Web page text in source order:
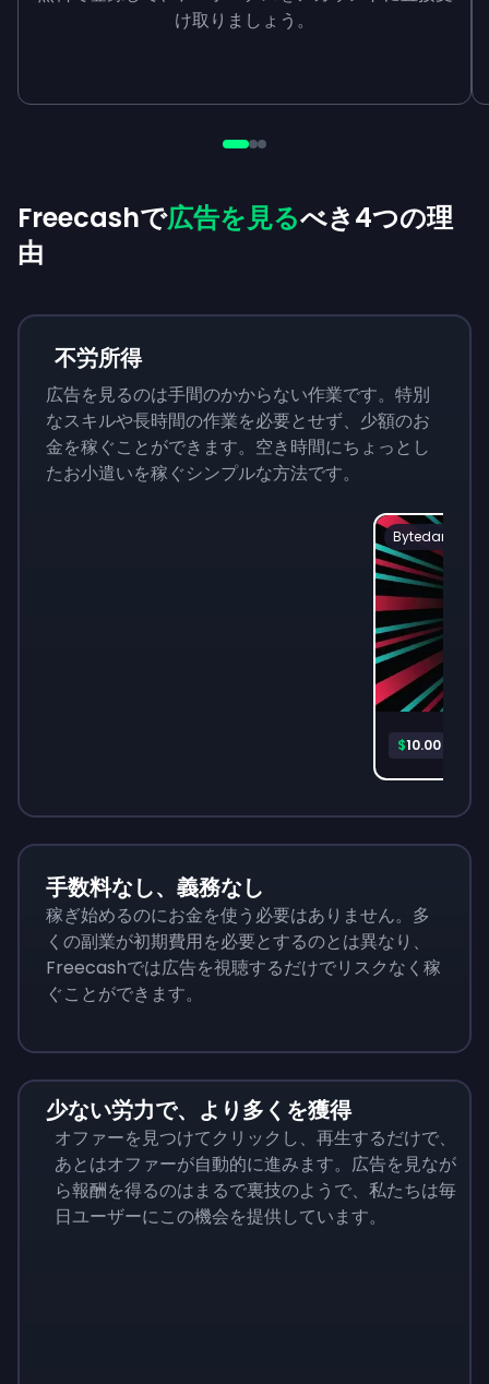
け取りましょう。
Freecashで広告を見るべき4つの理
由
不労所得
広告を見るのは手間のかからない作業です。特別
なスキルや長時間の作業を必要とせず、少額のお
金を稼ぐことができます。空き時間にちょっとし
たお小遣いを稼ぐシンプルな方法です。
Bytedance
$10.00
手数料なし、義務なし
稼ぎ始めるのにお金を使う必要はありません。多
くの副業が初期費用を必要とするのとは異なり、
Freecashでは広告を視聴するだけでリスクなく稼
ぐことができます。
少ない労力で、より多くを獲得
オファーを見つけてクリックし、再生するだけで、
あとはオファーが自動的に進みます。広告を見なが
ら報酬を得るのはまるで裏技のようで、私たちは毎
日ユーザーにこの機会を提供しています。